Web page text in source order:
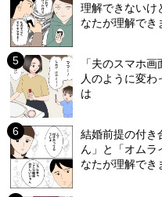
理解できないけ
なたが理解でき
「夫のスマホ
人のように変わ
は
結婚前提の付
ん」と「オムラ
なたが理解でき